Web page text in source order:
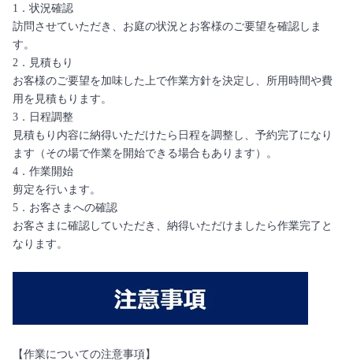
1．状況確認
訪問させていただき、お庭の状況とお客様のご要望を確認しま
す。
2．見積もり
お客様のご要望を加味した上で作業方針を決定し、所用時間や費
用を見積もります。
3．日程調整
見積もり内容に納得いただけたら日程を調整し、予約完了になり
ます（その場で作業を開始できる場合もあります）。
4．作業開始
剪定を行います。
5．お客さまへの確認
お客さまに確認していただき、納得いただけましたら作業完了と
なります。
【作業についての注意事項】